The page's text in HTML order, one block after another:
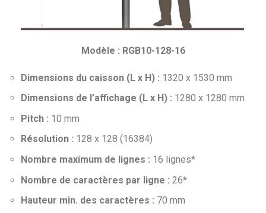
Modèle : RGB10-128-16
Dimensions du caisson (L x H) : 1320 x 1530 mm
Dimensions de l’affichage (L x H) : 1280 x 1280 mm
Pitch : 10 mm
Résolution : 128 x 128 (16384)
Nombre maximum de lignes : 16 lignes*
Nombre de caractères par ligne : 26*
Hauteur min. des caractères : 70 mm